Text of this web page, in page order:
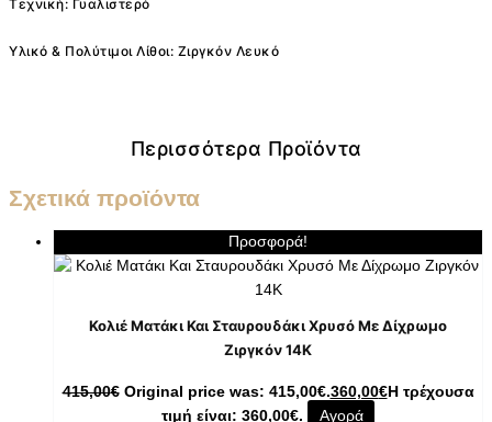
Τεχνική: Γυαλιστερό
Υλικό & Πολύτιμοι Λίθοι: Ζιργκόν Λευκό
Περισσότερα Προϊόντα
Σχετικά προϊόντα
Προσφορά!
Κολιέ Ματάκι Και Σταυρουδάκι Χρυσό Με Δίχρωμο
Ζιργκόν 14K
415,00€ Original price was: 415,00€.360,00€Η τρέχουσα
τιμή είναι: 360,00€.
Αγορά